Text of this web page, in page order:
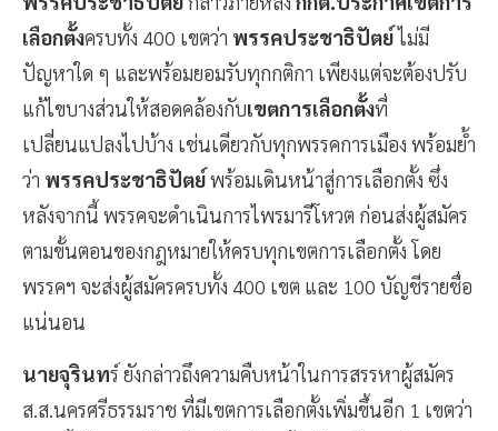
เลือกตั้งครบทั้ง 400 เขตว่า พรรคประชาธิปัตย์ไม่มี
ปัญหาใด ๆ และพร้อมยอมรับทุกกติกา เพียงแต่จะต้องปรับ
แก้ไขบางส่วนให้สอดคล้องกับเขตการเลือกตั้งที่
เปลี่ยนแปลงไปบ้าง เช่นเดียวกับทุกพรรคการเมือง พร้อมย้ำ
ว่า พรรคประชาธิปัตย์พร้อมเดินหน้าสู่การเลือกตั้ง ซึ่ง
หลังจากนี้ พรรคจะดำเนินการไพรมารีโหวต ก่อนส่งผู้สมัคร
ตามขั้นตอนของกฎหมายให้ครบทุกเขตการเลือกตั้ง โดย
พรรคฯ จะส่งผู้สมัครครบทั้ง 400 เขต และ 100 บัญชีรายชื่อ
แน่นอน
นายจุรินทร์ ยังกล่าวถึงความคืบหน้าในการสรรหาผู้สมัคร
ส.ส.นครศรีธรรมราช ที่มีเขตการเลือกตั้งเพิ่มขึ้นอีก 1 เขตว่า